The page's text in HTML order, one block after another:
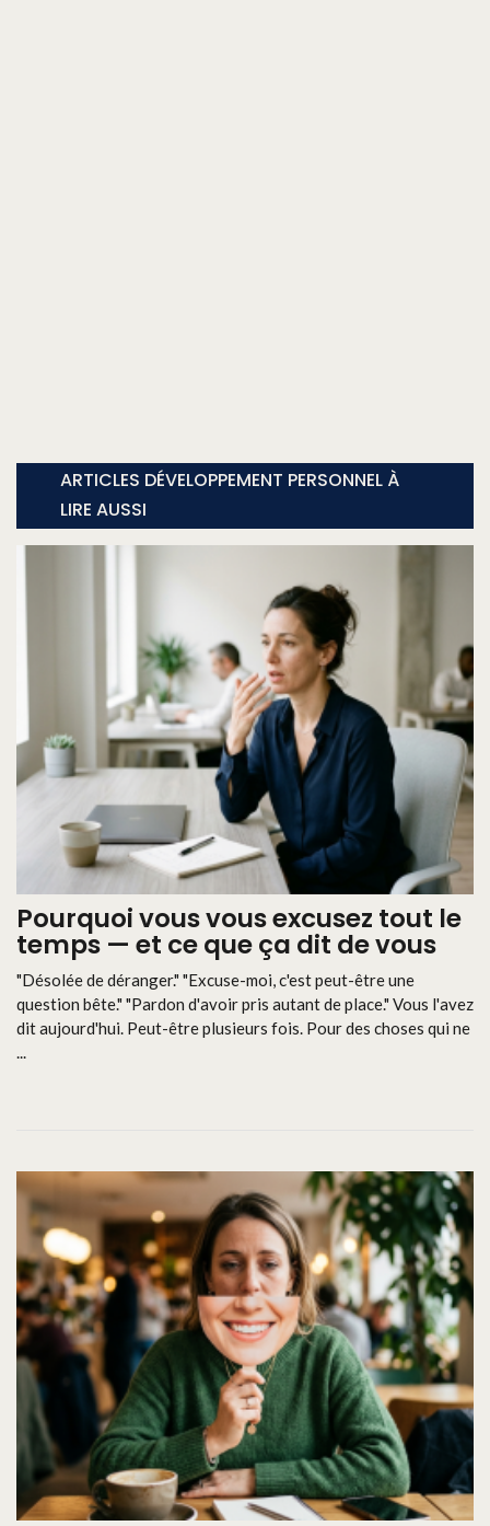
ARTICLES DÉVELOPPEMENT PERSONNEL À
LIRE AUSSI
Pourquoi vous vous excusez tout le
temps — et ce que ça dit de vous
"Désolée de déranger." "Excuse-moi, c'est peut-être une
question bête." "Pardon d'avoir pris autant de place." Vous l'avez
dit aujourd'hui. Peut-être plusieurs fois. Pour des choses qui ne
...